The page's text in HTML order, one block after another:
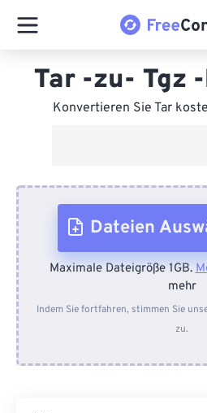
Tar -zu- Tgz
Konvertieren Sie Tar
Dateien
Vom Gerät
Von Dropbox
Maximale Dateigröße 1GB.
mehr
Indem Sie fortfahren, stimmen Sie
zu.